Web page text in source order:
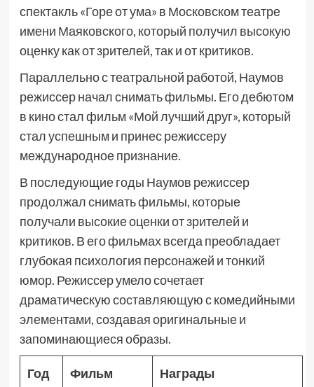
спектакль «Горе от ума» в Московском театре
имени Маяковского, который получил высокую
оценку как от зрителей, так и от критиков.
Параллельно с театральной работой, Наумов
режиссер начал снимать фильмы. Его дебютом
в кино стал фильм «Мой лучший друг», который
стал успешным и принес режиссеру
международное признание.
В последующие годы Наумов режиссер
продолжал снимать фильмы, которые
получали высокие оценки от зрителей и
критиков. В его фильмах всегда преобладает
глубокая психология персонажей и тонкий
юмор. Режиссер умело сочетает
драматическую составляющую с комедийными
элементами, создавая оригинальные и
запоминающиеся образы.
Год Фильм Награды